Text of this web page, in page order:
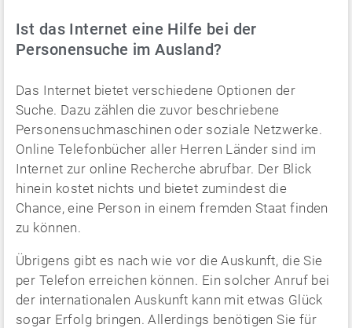
Ist das Internet eine Hilfe bei der
Personensuche im Ausland?
Das Internet bietet verschiedene Optionen der
Suche. Dazu zählen die zuvor beschriebene
Personensuchmaschinen oder soziale Netzwerke.
Online Telefonbücher aller Herren Länder sind im
Internet zur online Recherche abrufbar. Der Blick
hinein kostet nichts und bietet zumindest die
Chance, eine Person in einem fremden Staat finden
zu können.
Übrigens gibt es nach wie vor die Auskunft, die Sie
per Telefon erreichen können. Ein solcher Anruf bei
der internationalen Auskunft kann mit etwas Glück
sogar Erfolg bringen. Allerdings benötigen Sie für